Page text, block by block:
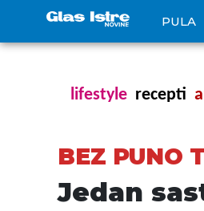
PULA
lifestyle recepti
BEZ PUNO
Jedan